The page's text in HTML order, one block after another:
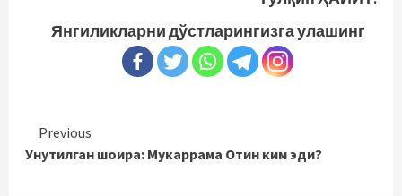
Янгиликларни дўстларингизга улашинг
Continue
Reading
Previous
Унутилган шоира: Мукаррама Отин ким эди?